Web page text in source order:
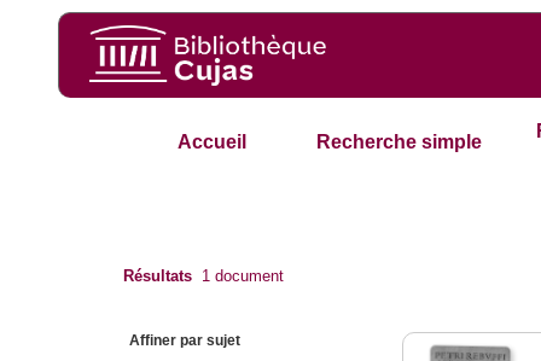
Accueil Recherche simple
Résultats 1 document
Affiner par sujet